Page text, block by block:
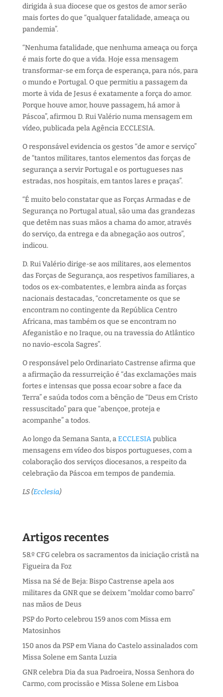
dirigida à sua diocese que os gestos de amor serão
mais fortes do que “qualquer fatalidade, ameaça ou
pandemia”.
“Nenhuma fatalidade, que nenhuma ameaça ou força
é mais forte do que a vida. Hoje essa mensagem
transformar-se em força de esperança, para nós, para
o mundo e Portugal. O que permitiu a passagem da
morte à vida de Jesus é exatamente a força do amor.
Porque houve amor, houve passagem, há amor à
Páscoa”, afirmou D. Rui Valério numa mensagem em
vídeo, publicada pela Agência ECCLESIA.
O responsável evidencia os gestos “de amor e serviço”
de “tantos militares, tantos elementos das forças de
segurança a servir Portugal e os portugueses nas
estradas, nos hospitais, em tantos lares e praças”.
“É muito belo constatar que as Forças Armadas e de
Segurança no Portugal atual, são uma das grandezas
que detêm nas suas mãos a chama do amor, através
do serviço, da entrega e da abnegação aos outros”,
indicou.
D. Rui Valério dirige-se aos militares, aos elementos
das Forças de Segurança, aos respetivos familiares, a
todos os ex-combatentes, e lembra ainda as forças
nacionais destacadas, “concretamente os que se
encontram no contingente da República Centro
Africana, mas também os que se encontram no
Afeganistão e no Iraque, ou na travessia do Atlântico
no navio-escola Sagres”.
O responsável pelo Ordinariato Castrense afirma que
a afirmação da ressurreição é “das exclamações mais
fortes e intensas que possa ecoar sobre a face da
Terra” e saúda todos com a bênção de “Deus em Cristo
ressuscitado” para que “abençoe, proteja e
acompanhe” a todos.
Ao longo da Semana Santa, aECCLESIApublica
mensagens em vídeo dos bispos portugueses, com a
colaboração dos serviços diocesanos, a respeito da
celebração da Páscoa em tempos de pandemia.
LS (Ecclesia)
Artigos recentes
58.º CFG celebra os sacramentos da iniciação cristã na
Figueira da Foz
Missa na Sé de Beja: Bispo Castrense apela aos
militares da GNR que se deixem “moldar como barro”
nas mãos de Deus
PSP do Porto celebrou 159 anos com Missa em
Matosinhos
150 anos da PSP em Viana do Castelo assinalados com
Missa Solene em Santa Luzia
GNR celebra Dia da sua Padroeira, Nossa Senhora do
Carmo, com procissão e Missa Solene em Lisboa